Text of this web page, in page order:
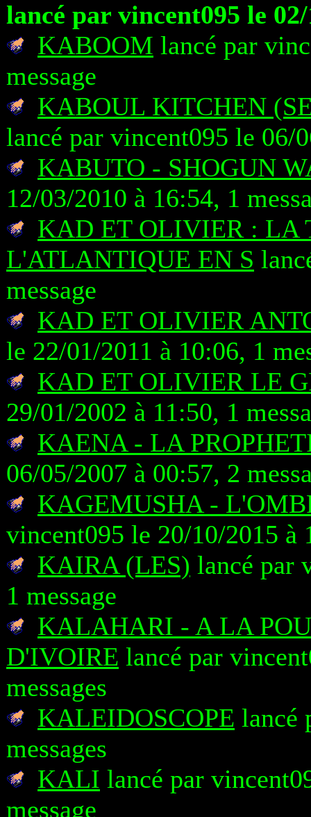
lancé par vincent095 le 02/
KABOOM lancé par
message
KABOUL KITCHEN
lancé par vincent095 le 06/
KABUTO - SHOGUN
12/03/2010 à 16:54, 1
KAD ET OLIVIER : LA
L'ATLANTIQUE EN S
message
KAD ET OLIVIER
le 22/01/2011 à 10:06, 1
KAD ET OLIVIER LE
29/01/2002 à 11:50, 1
KAENA - LA
06/05/2007 à 00:57, 2
KAGEMUSHA -
vincent095 le 20/10/2015 à
KAIRA (LES) lancé par
1 message
KALAHARI - A LA
D'IVOIRE lancé par
messages
KALEIDOSCOPE lancé
messages
KALI lancé par
message